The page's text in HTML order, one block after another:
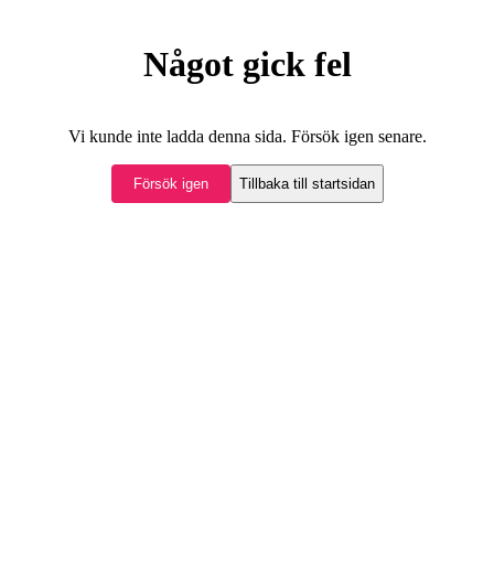
Något gick fel
Vi kunde inte ladda denna sida. Försök igen senare.
Försök igen Tillbaka till startsidan